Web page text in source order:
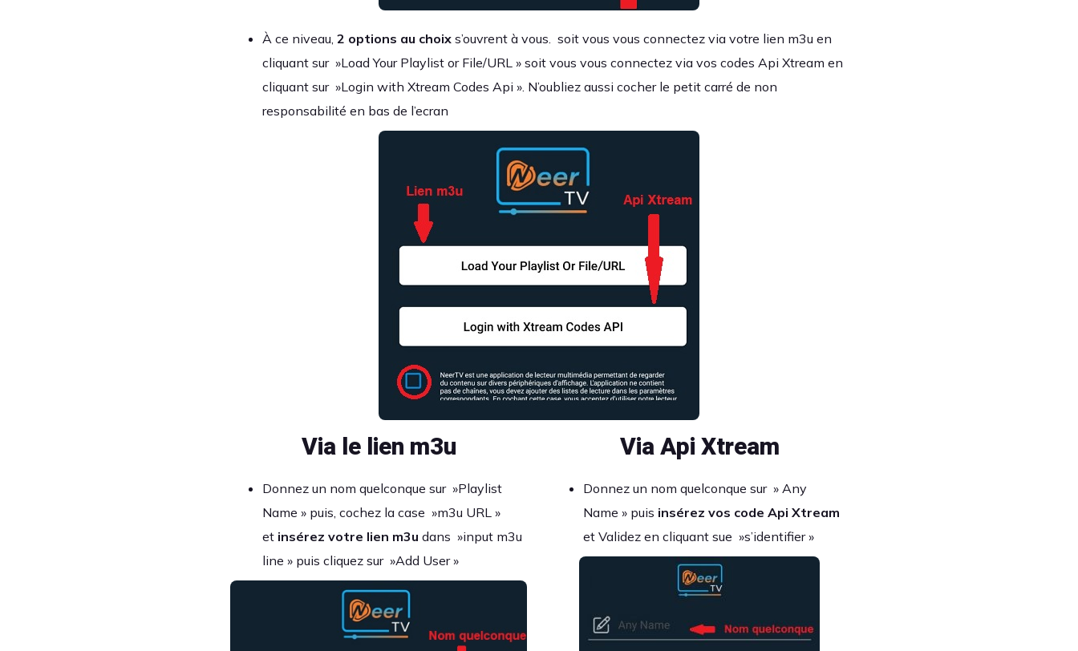
À ce niveau, 2 options au choix s’ouvrent à vous. soit vous vous connectez via votre lien m3u en
cliquant sur »Load Your Playlist or File/URL » soit vous vous connectez via vos codes Api Xtream en
cliquant sur »Login with Xtream Codes Api ». N’oubliez aussi cocher le petit carré de non
responsabilité en bas de l’ecran
Via le lien m3u
Donnez un nom quelconque sur »Playlist
Name » puis, cochez la case »m3u URL »
et insérez votre lien m3u dans »input m3u
line » puis cliquez sur »Add User »
Via Api Xtream
Donnez un nom quelconque sur » Any
Name » puis insérez vos code Api Xtream
et Validez en cliquant sue »s’identifier »